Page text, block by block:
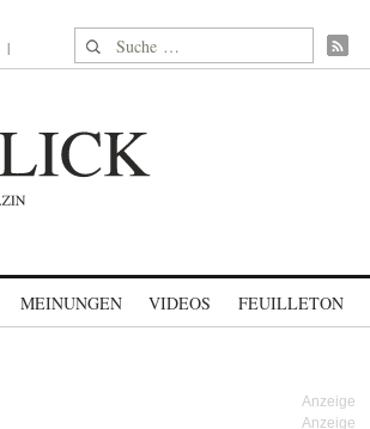
Suche nach:
MEINUNGEN VIDEOS FEUILLETON